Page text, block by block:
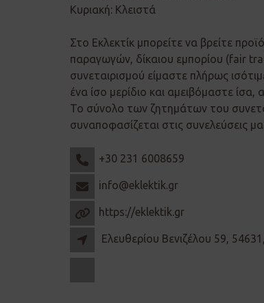
Κυριακή: Κλειστά
Στο Εκλεκτίκ μπορείτε να βρείτε
παραγωγών, δίκαιου εμπορίου (fair
συνεταιρισμού είμαστε πλήρως
ένα ίσο μερίδιο και αμειβόμαστε
Το σύνολο των ζητημάτων του
συναποφασίζεται στις συνελεύσεις
+30 231 6008659
info@eklektik.gr
https://eklektik.gr
Ελευθερίου Βενιζέλου 59,